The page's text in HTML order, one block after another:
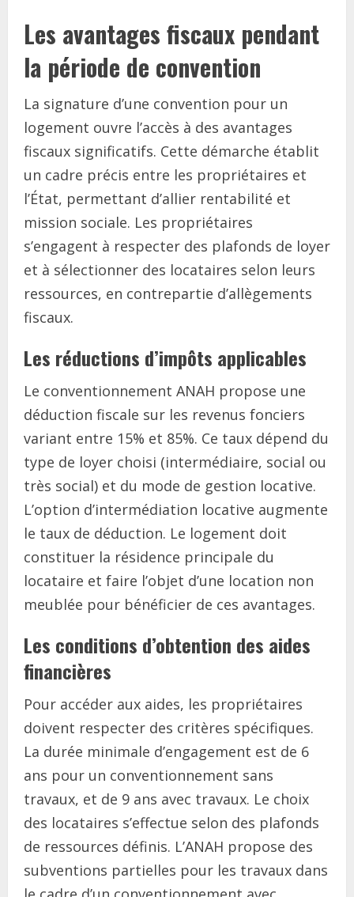
Les avantages fiscaux pendant
la période de convention
La signature d’une convention pour un
logement ouvre l’accès à des avantages
fiscaux significatifs. Cette démarche établit
un cadre précis entre les propriétaires et
l’État, permettant d’allier rentabilité et
mission sociale. Les propriétaires
s’engagent à respecter des plafonds de loyer
et à sélectionner des locataires selon leurs
ressources, en contrepartie d’allègements
fiscaux.
Les réductions d’impôts applicables
Le conventionnement ANAH propose une
déduction fiscale sur les revenus fonciers
variant entre 15% et 85%. Ce taux dépend du
type de loyer choisi (intermédiaire, social ou
très social) et du mode de gestion locative.
L’option d’intermédiation locative augmente
le taux de déduction. Le logement doit
constituer la résidence principale du
locataire et faire l’objet d’une location non
meublée pour bénéficier de ces avantages.
Les conditions d’obtention des aides
financières
Pour accéder aux aides, les propriétaires
doivent respecter des critères spécifiques.
La durée minimale d’engagement est de 6
ans pour un conventionnement sans
travaux, et de 9 ans avec travaux. Le choix
des locataires s’effectue selon des plafonds
de ressources définis. L’ANAH propose des
subventions partielles pour les travaux dans